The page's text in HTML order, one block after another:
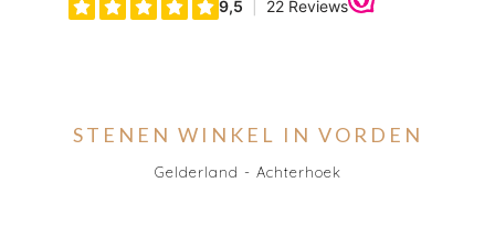
STENEN WINKEL IN VORDEN
Gelderland - Achterhoek